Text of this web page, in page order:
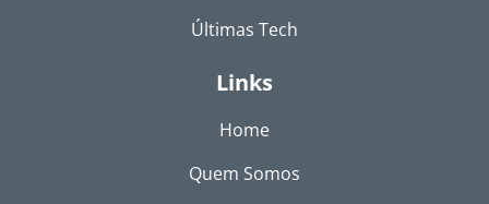
Últimas Tech
Links
Home
Quem Somos